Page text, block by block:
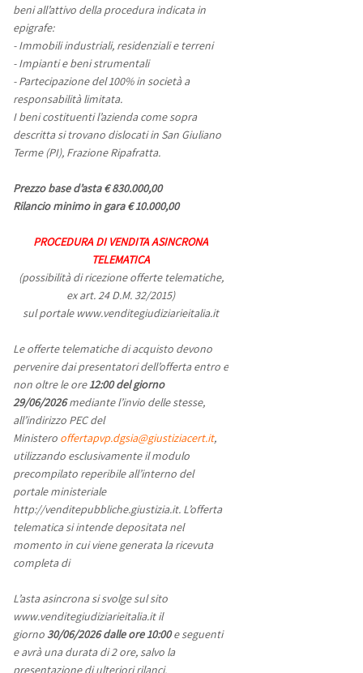
beni all’attivo della procedura indicata in
epigrafe:
- Immobili industriali, residenziali e terreni
- Impianti e beni strumentali
- Partecipazione del 100% in società a
responsabilità limitata.
I beni costituenti l’azienda come sopra
descritta si trovano dislocati in San Giuliano
Terme (PI), Frazione Ripafratta.
Prezzo base d’asta € 830.000,00
Rilancio minimo in gara € 10.000,00
PROCEDURA DI VENDITA ASINCRONA
TELEMATICA
(possibilità di ricezione offerte telematiche,
ex art. 24 D.M. 32/2015)
sul portale www.venditegiudiziarieitalia.it
Le offerte telematiche di acquisto devono
pervenire dai presentatori dell’offerta entro e
non oltre le ore12:00 del giorno
29/06/2026mediante l’invio delle stesse,
all’indirizzo PEC del
Ministero offertapvp.dgsia@giustiziacert.it,
utilizzando esclusivamente il modulo
precompilato reperibile all’interno del
portale ministeriale
http://venditepubbliche.giustizia.it. L’offerta
telematica si intende depositata nel
momento in cui viene generata la ricevuta
completa di
L’asta asincrona si svolge sul sito
www.venditegiudiziarieitalia.it il
giorno30/06/2026dalle ore 10:00e seguenti
e avrà una durata di 2 ore, salvo la
presentazione di ulteriori rilanci.